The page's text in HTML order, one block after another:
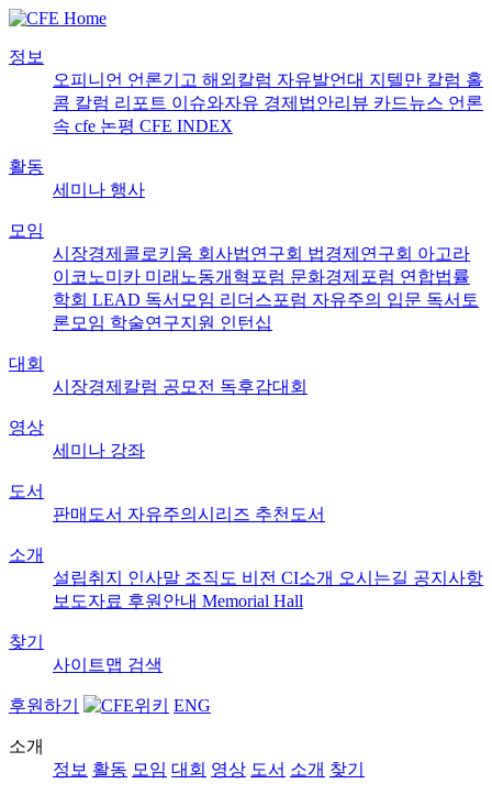
정보
오피니언 언론기고 해외칼럼 자유발언대 지텔만 칼럼 홀
콤 칼럼 리포트 이슈와자유 경제법안리뷰 카드뉴스 언론
속 cfe 논평 CFE INDEX
활동
세미나 행사
모임
시장경제콜로키움 회사법연구회 법경제연구회 아고라
이코노미카 미래노동개혁포럼 문화경제포럼 연합법률
학회 LEAD 독서모임 리더스포럼 자유주의 입문 독서토
론모임 학술연구지원 인턴십
대회
시장경제칼럼 공모전 독후감대회
영상
세미나 강좌
도서
판매도서 자유주의시리즈 추천도서
소개
설립취지 인사말 조직도 비전 CI소개 오시는길 공지사항
보도자료 후원안내 Memorial Hall
찾기
사이트맵 검색
후원하기 ENG
소개
정보 활동 모임 대회 영상 도서 소개 찾기